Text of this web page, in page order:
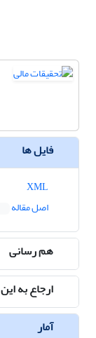
فایل ها
اصل مقاله
هم رسانی
ارجاع به
آمار